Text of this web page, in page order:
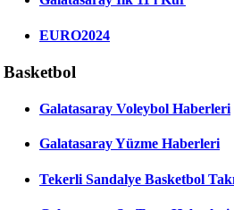
EURO2024
Basketbol
Galatasaray Voleybol Haberleri
Galatasaray Yüzme Haberleri
Tekerli Sandalye Basketbol